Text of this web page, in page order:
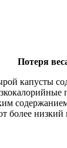
Потеря
капусты
низкий